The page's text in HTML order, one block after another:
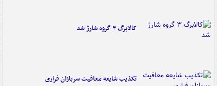
کالابرگ ۳ گروه شارژ شد
تکذیب شایعه معافیت سربازان فراری